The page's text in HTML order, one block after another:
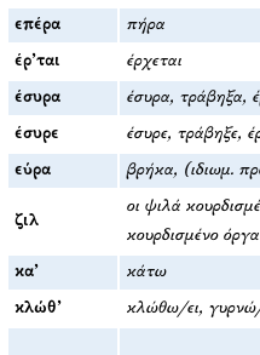
επέρα πήρα
έρ’ται έρχεται
έσυρα έσυρα, τράβηξα,
έσυρε έσυρε, τράβηξε,
εύρα βρήκα, (ιδιωμ.
ζιλ
οι ψιλά
κουρδισμένο
κα’ κάτω
κλώθ’ κλώθω/ει,